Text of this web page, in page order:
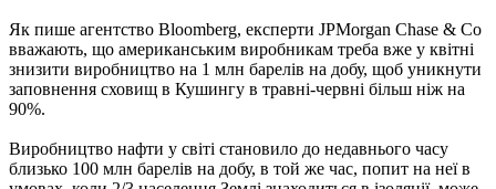
Як пише агентство Bloomberg, експерти JPMorgan Chase & Co
вважають, що американським виробникам треба вже у квітні
знизити виробництво на 1 млн барелів на добу, щоб уникнути
заповнення сховищ в Кушингу в травні-червні більш ніж на
90%.
Виробництво нафти у світі становило до недавнього часу
близько 100 млн барелів на добу, в той же час, попит на неї в